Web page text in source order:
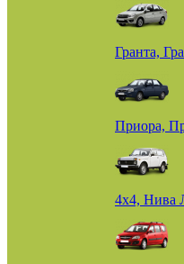
Гранта,
Приора,
4х4, Нива